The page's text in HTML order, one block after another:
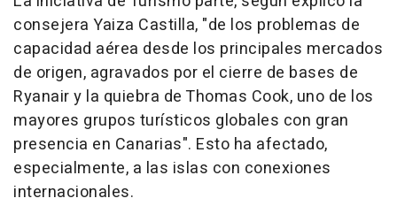
consejera Yaiza Castilla, "de los problemas de
capacidad aérea desde los principales mercados
de origen, agravados por el cierre de bases de
Ryanair y la quiebra de Thomas Cook, uno de los
mayores grupos turísticos globales con gran
presencia en Canarias". Esto ha afectado,
especialmente, a las islas con conexiones
internacionales.